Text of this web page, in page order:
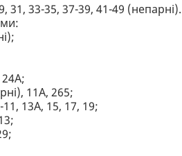
31, 33-35, 37-39, 41-49 (непарні).
11А, 265;
13А, 15, 17, 19;